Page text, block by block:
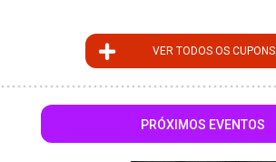
VER TODOS OS CUPONS
PRÓXIMOS EVENTOS